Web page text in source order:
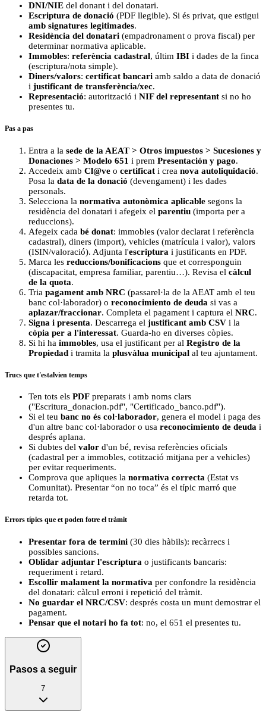
DNI/NIE del donant i del donatari.
Escriptura de donació (PDF llegible). Si és privat, que estigui
amb signatures legitimades.
Residència del donatari (empadronament o prova fiscal) per
determinar normativa aplicable.
Immobles: referència cadastral, últim IBI i dades de la finca
(escriptura/nota simple).
Diners/valors: certificat bancari amb saldo a data de donació
i justificant de transferència/xec.
Representació: autorització i NIF del representant si no ho
presentes tu.
Pas a pas
Entra a la sede de la AEAT > Otros impuestos > Sucesiones y
Donaciones > Modelo 651 i prem Presentación y pago.
Accedeix amb Cl@ve o certificat i crea nova autoliquidació.
Posa la data de la donació (devengament) i les dades
personals.
Selecciona la normativa autonòmica aplicable segons la
residència del donatari i afegeix el parentiu (importa per a
reduccions).
Afegeix cada bé donat: immobles (valor declarat i referència
cadastral), diners (import), vehicles (matrícula i valor), valors
(ISIN/valoració). Adjunta l'escriptura i justificants en PDF.
Marca les reduccions/bonificacions que et corresponguin
(discapacitat, empresa familiar, parentiu…). Revisa el càlcul
de la quota.
Tria pagament amb NRC (passarel·la de la AEAT amb el teu
banc col·laborador) o reconocimiento de deuda si vas a
aplazar/fraccionar. Completa el pagament i captura el NRC.
Signa i presenta. Descarrega el justificant amb CSV i la
còpia per a l'interessat. Guarda-ho en diverses còpies.
Si hi ha immobles, usa el justificant per al Registro de la
Propiedad i tramita la plusvàlua municipal al teu ajuntament.
Trucs que t'estalvien temps
Ten tots els PDF preparats i amb noms clars
("Escritura_donacion.pdf", "Certificado_banco.pdf").
Si el teu banc no és col·laborador, genera el model i paga des
d'un altre banc col·laborador o usa reconocimiento de deuda i
després aplana.
Si dubtes del valor d'un bé, revisa referències oficials
(cadastral per a immobles, cotització mitjana per a vehicles)
per evitar requeriments.
Comprova que apliques la normativa correcta (Estat vs
Comunitat). Presentar “on no toca” és el típic marró que
retarda tot.
Errors típics que et poden fotre el tràmit
Presentar fora de termini (30 dies hàbils): recàrrecs i
possibles sancions.
Oblidar adjuntar l'escriptura o justificants bancaris:
requeriment i retard.
Escollir malament la normativa per confondre la residència
del donatari: càlcul erroni i repetició del tràmit.
No guardar el NRC/CSV: després costa un munt demostrar el
pagament.
Pensar que el notari ho fa tot: no, el 651 el presentes tu.
Pasos a seguir
7